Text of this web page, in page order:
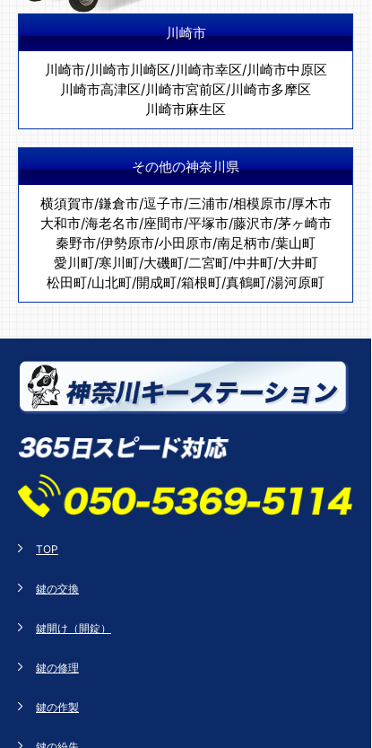
川崎市
川崎市/川崎市川崎区/川崎市幸区/川崎市中原区
川崎市高津区/川崎市宮前区/川崎市多摩区
川崎市麻生区
その他の神奈川県
横須賀市/鎌倉市/逗子市/三浦市/相模原市/厚木市
大和市/海老名市/座間市/平塚市/藤沢市/茅ヶ崎市
秦野市/伊勢原市/小田原市/南足柄市/葉山町
愛川町/寒川町/大磯町/二宮町/中井町/大井町
松田町/山北町/開成町/箱根町/真鶴町/湯河原町
TOP
鍵の交換
鍵開け（開錠）
鍵の修理
鍵の作製